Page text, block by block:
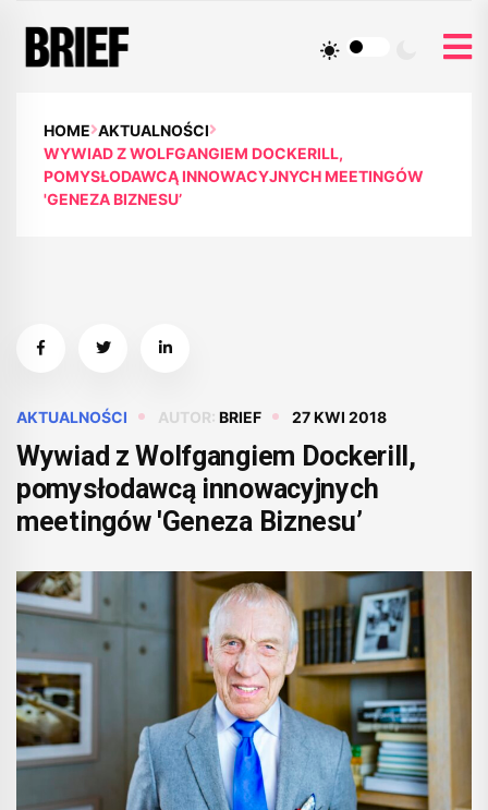
HOME AKTUALNOŚCI
WYWIAD Z WOLFGANGIEM DOCKERILL,
POMYSŁODAWCĄ INNOWACYJNYCH MEETINGÓW
'GENEZA BIZNESU’
AKTUALNOŚCI AUTOR: BRIEF 27 KWI 2018
Wywiad z Wolfgangiem Dockerill,
pomysłodawcą innowacyjnych
meetingów 'Geneza Biznesu’